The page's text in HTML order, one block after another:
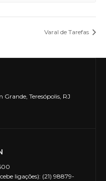
Varal de Tarefas
Teresópolis, RJ
ligações): (21) 98879-